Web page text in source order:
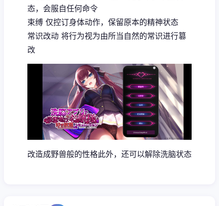
态，会服自任何命令
束缚 仅控订身体动作，保留原本的精神状态
常识改动 将行为视为由所当自然的常识进行篡
改
改造成野兽般的性格此外，还可以解除洗脑状态